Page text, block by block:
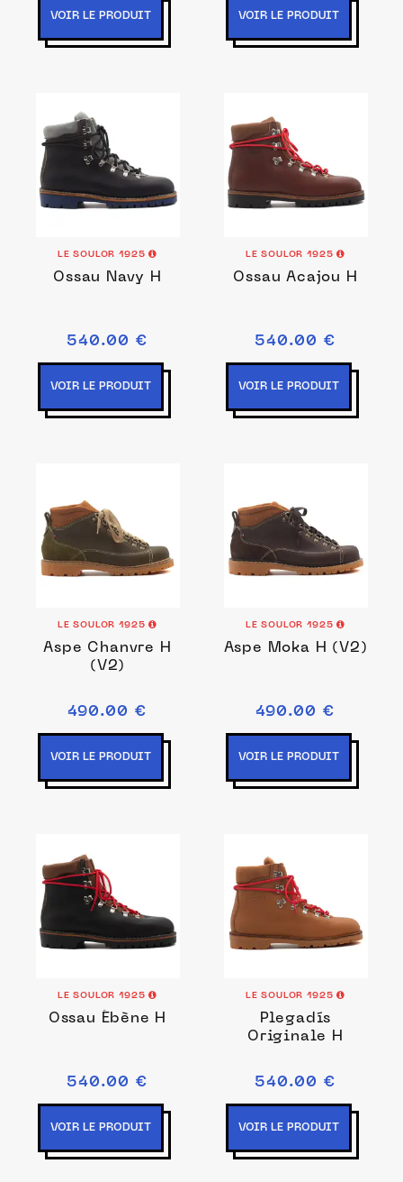
VOIR LE PRODUIT VOIR LE PRODUIT
LE SOULOR 1925
Ossau Navy H
540.00 €
VOIR LE PRODUIT
LE SOULOR 1925
Ossau Acajou H
540.00 €
VOIR LE PRODUIT
LE SOULOR 1925
Aspe Chanvre H
(V2)
490.00 €
VOIR LE PRODUIT
LE SOULOR 1925
Aspe Moka H (V2)
490.00 €
VOIR LE PRODUIT
LE SOULOR 1925
Ossau Ébène H
540.00 €
VOIR LE PRODUIT
LE SOULOR 1925
Plegadís
Originale H
540.00 €
VOIR LE PRODUIT